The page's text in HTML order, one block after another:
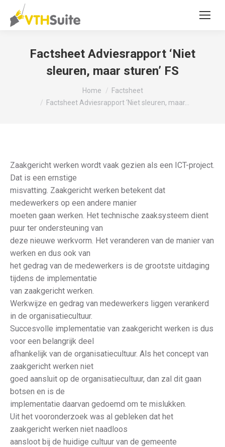
Factsheet Adviesrapport ‘Niet
sleuren, maar sturen’ FS
Home
Factsheet
Factsheet Adviesrapport ‘Niet sleuren, maar…
Zaakgericht werken wordt vaak gezien als een ICT-project.
Dat is een ernstige
misvatting. Zaakgericht werken betekent dat
medewerkers op een andere manier
moeten gaan werken. Het technische zaaksysteem dient
puur ter ondersteuning van
deze nieuwe werkvorm. Het veranderen van de manier van
werken en dus ook van
het gedrag van de medewerkers is de grootste uitdaging
tijdens de implementatie
van zaakgericht werken.
Werkwijze en gedrag van medewerkers liggen verankerd
in de organisatiecultuur.
Succesvolle implementatie van zaakgericht werken is dus
voor een belangrijk deel
afhankelijk van de organisatiecultuur. Als het concept van
zaakgericht werken niet
goed aansluit op de organisatiecultuur, dan zal dit gaan
botsen en is de
implementatie daarvan gedoemd om te mislukken.
Uit het vooronderzoek was al gebleken dat het
zaakgericht werken niet naadloos
aansloot bij de huidige cultuur van de gemeente